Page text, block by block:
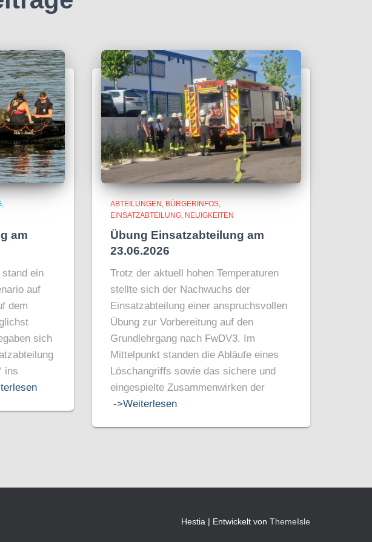
am
stand ein
auf
dem
sich
ins
ABTEILUNGEN
BÜRGERINFOS
EINSATZABTEILUNG NEUIGKEITEN
Übung Einsatzabteilung am
23.06.2026
Trotz der aktuell hohen Temperaturen
stellte sich der Nachwuchs der
Einsatzabteilung einer anspruchsvollen
Übung zur Vorbereitung auf den
Grundlehrgang nach FwDV3. Im
Mittelpunkt standen die Abläufe eines
Löschangriffs sowie das sichere und
eingespielte Zusammenwirken der
->Weiterlesen
Hestia | Entwickelt von ThemeIsle